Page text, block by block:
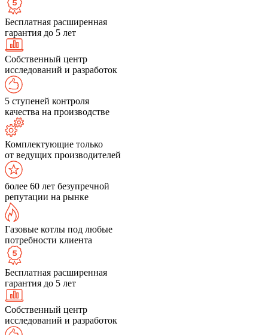
Бесплатная расширенная
гарантия до 5 лет
Собственный центр
исследований и разработок
5 ступеней контроля
качества на производстве
Комплектующие только
от ведущих производителей
более 60 лет безупречной
репутации на рынке
Газовые котлы под любые
потребности клиента
Бесплатная расширенная
гарантия до 5 лет
Собственный центр
исследований и разработок